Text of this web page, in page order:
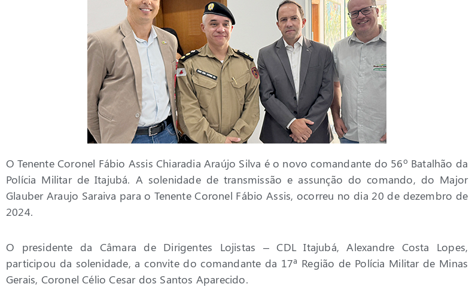
O Tenente Coronel Fábio Assis Chiaradia Araújo Silva é o novo comandante do 56º Batalhão da
Polícia Militar de Itajubá. A solenidade de transmissão e assunção do comando, do Major
Glauber Araujo Saraiva para o Tenente Coronel Fábio Assis, ocorreu no dia 20 de dezembro de
2024.
O presidente da Câmara de Dirigentes Lojistas – CDL Itajubá, Alexandre Costa Lopes,
participou da solenidade, a convite do comandante da 17ª Região de Polícia Militar de Minas
Gerais, Coronel Célio Cesar dos Santos Aparecido.